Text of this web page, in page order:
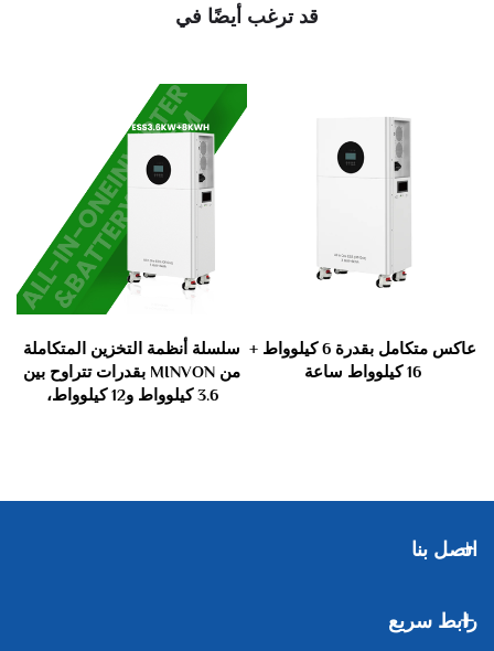
قد ترغب أيضًا في
عاكس متكامل بقدرة 6 كيلوواط +
16 كيلوواط ساعة
سلسلة أنظمة التخزين المتكاملة
من MINVON بقدرات تتراوح بين
3.6 كيلوواط و12 كيلوواط،
اتصل بنا
رابط سريع